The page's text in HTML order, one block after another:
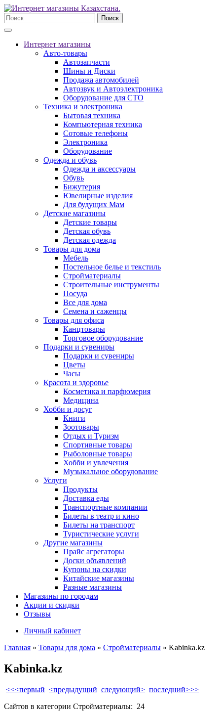
Поиск
Интернет магазины
Авто-товары
Автозапчасти
Шины и Диски
Продажа автомобилей
Автозвук и Автоэлектроника
Оборудование для СТО
Техника и электроника
Бытовая техника
Компьютерная техника
Сотовые телефоны
Электроника
Оборудование
Одежда и обувь
Одежда и аксессуары
Обувь
Бижутерия
Ювелирные изделия
Для будущих Мам
Детские магазины
Детские товары
Детская обувь
Детская одежда
Товары для дома
Мебель
Постельное белье и текстиль
Стройматериалы
Строительные инструменты
Посуда
Все для дома
Семена и саженцы
Товары для офиса
Канцтовары
Торговое оборудование
Подарки и сувениры
Подарки и сувениры
Цветы
Часы
Красота и здоровье
Косметика и парфюмерия
Медицина
Хобби и досуг
Книги
Зоотовары
Отдых и Туризм
Спортивные товары
Рыболовные товары
Хобби и увлечения
Музыкальное оборудование
Услуги
Продукты
Доставка еды
Транспортные компании
Билеты в театр и кино
Билеты на транспорт
Туристические услуги
Другие магазины
Прайс агрегаторы
Доски объявлений
Купоны на скидки
Китайские магазины
Разные магазины
Магазины по городам
Акции и скидки
Отзывы
Личный кабинет
Главная » Товары для дома » Стройматериалы » Kabinka.kz
Kabinka.kz
<<<первый <предыдущий следующий> последний>>>
Сайтов в категории Стройматериалы: 24